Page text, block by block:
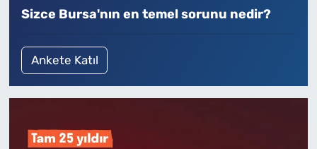
Sizce Bursa'nın en temel sorunu nedir?
Ankete Katıl